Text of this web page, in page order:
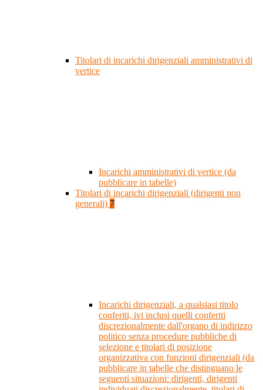
Titolari di incarichi dirigenziali amministrativi di
vertice
Incarichi amministrativi di vertice (da
pubblicare in tabelle)
Titolari di incarichi dirigenziali (dirigenti non
generali) 7
Incarichi dirigenziali, a qualsiasi titolo
conferiti, ivi inclusi quelli conferiti
discrezionalmente dall'organo di indirizzo
politico senza procedure pubbliche di
selezione e titolari di posizione
organizzativa con funzioni dirigenziali (da
pubblicare in tabelle che distinguano le
seguenti situazioni: dirigenti, dirigenti